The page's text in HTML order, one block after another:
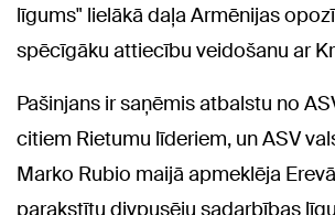
līgums" lielākā daļa Armēnijas
spēcīgāku attiecību veidošanu ar
Pašinjans ir saņēmis atbalstu no
citiem Rietumu līderiem, un ASV
Marko Rubio maijā apmeklēja
parakstītu divpusēju sadarbības